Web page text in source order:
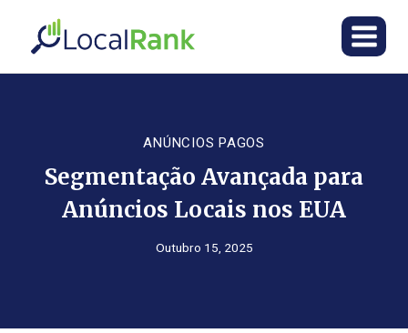
content
ANÚNCIOS PAGOS
Segmentação Avançada para
Anúncios Locais nos EUA
Outubro 15, 2025